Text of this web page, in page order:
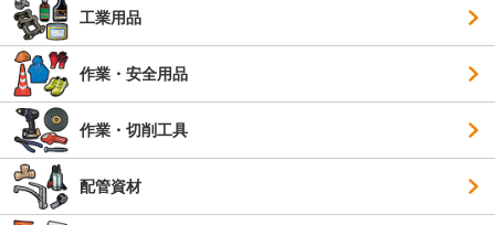
工業用品
作業・安全用品
作業・切削工具
配管資材